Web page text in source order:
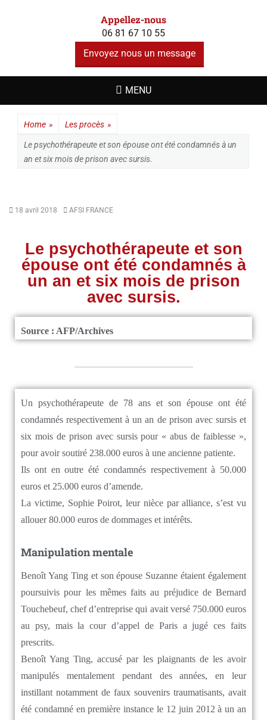
A F S I - ALERTE
SOUVENIRS
INDUITS
Appellez-nous
06 81 67 10 55
Envoyez nous un message
MENU
Home » Les procès »
Le psychothérapeute et son épouse ont été condamnés à un
an et six mois de prison avec sursis.
18 avril 2018 AFSI FRANCE
Le psychothérapeute et son
épouse ont été condamnés à
un an et six mois de prison
avec sursis.
Source : AFP/Archives
Un psychothérapeute de 78 ans et son épouse ont été
condamnés respectivement à un an de prison avec sursis et
six mois de prison avec sursis pour « abus de faiblesse »,
pour avoir soutiré 238.000 euros à une ancienne patiente.
Ils ont en outre été condamnés respectivement à 50.000
euros et 25.000 euros d’amende.
La victime, Sophie Poirot, leur nièce par alliance, s’est vu
allouer 80.000 euros de dommages et intérêts.
Manipulation mentale
Benoît Yang Ting et son épouse Suzanne étaient également
poursuivis pour les mêmes faits au préjudice de Bernard
Touchebeuf, chef d’entreprise qui avait versé 750.000 euros
au psy, mais la cour d’appel de Paris a jugé ces faits
prescrits.
Benoît Yang Ting, accusé par les plaignants de les avoir
manipulés mentalement pendant des années, en leur
instillant notamment de faux souvenirs traumatisants, avait
été condamné en première instance le 12 juin 2012 à un an